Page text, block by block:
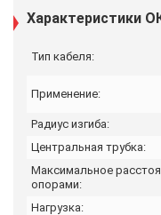
Характеристики
Тип кабеля:
Применение:
Радиус изгиба:
Центральная трубка:
Максимальное
опорами:
Нагрузка: